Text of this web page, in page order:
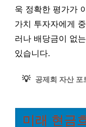
욱 정확한 평가가
가치 투자자에게
러나 배당금이 없
있습니다.
💡 공제회 자산 포
미래 현금